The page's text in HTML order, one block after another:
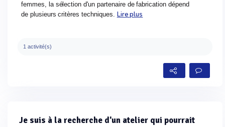
femmes, la sélection d'un partenaire de fabrication dépend
de plusieurs critères techniques. Lire plus
1 activité(s)
Je suis à la recherche d'un atelier qui pourrait